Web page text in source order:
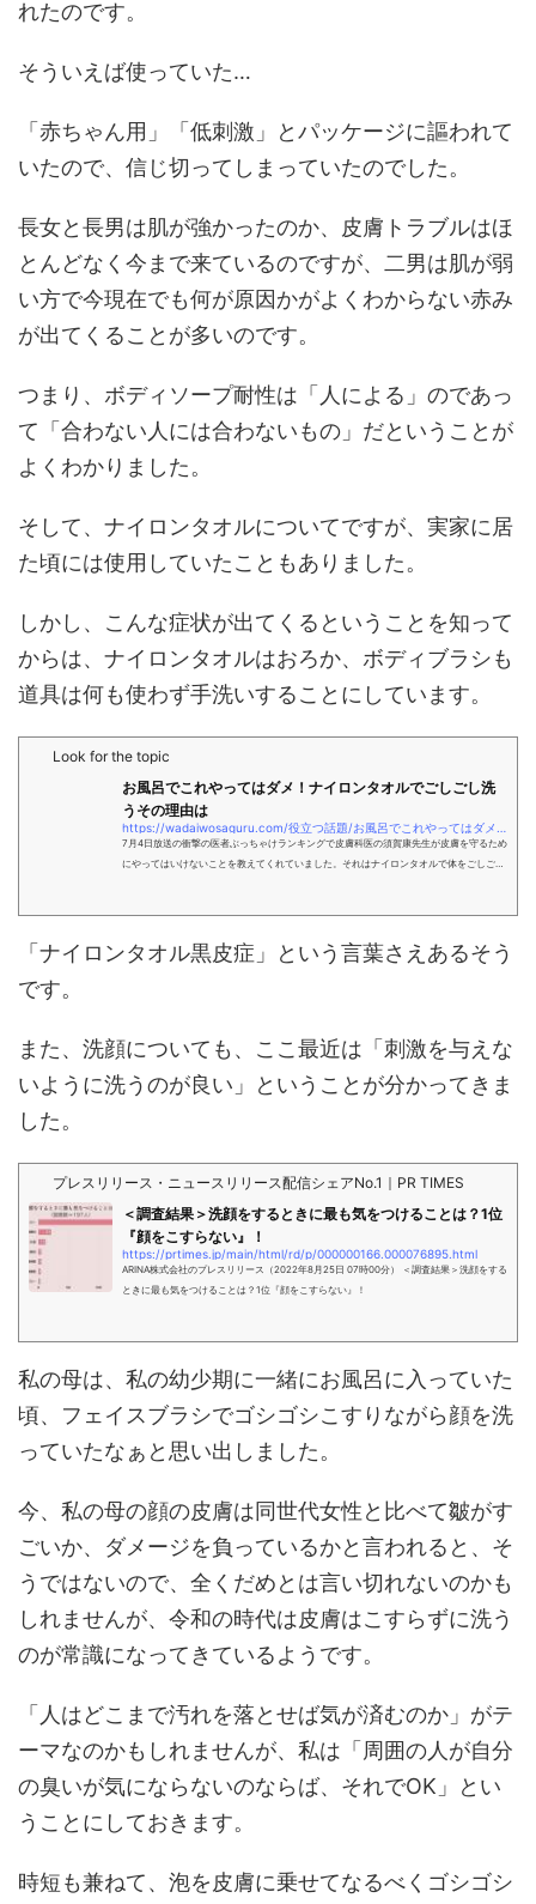
れたのです。
そういえば使っていた…
「赤ちゃん用」「低刺激」とパッケージに謳われて
いたので、信じ切ってしまっていたのでした。
長女と長男は肌が強かったのか、皮膚トラブルはほ
とんどなく今まで来ているのですが、二男は肌が弱
い方で今現在でも何が原因かがよくわからない赤み
が出てくることが多いのです。
つまり、ボディソープ耐性は「人による」のであっ
て「合わない人には合わないもの」だということが
よくわかりました。
そして、ナイロンタオルについてですが、実家に居
た頃には使用していたこともありました。
しかし、こんな症状が出てくるということを知って
からは、ナイロンタオルはおろか、ボディブラシも
道具は何も使わず手洗いすることにしています。
Look for the topic
お風呂でこれやってはダメ！ナイロンタオルでごしごし洗
うその理由は
7月4日放送の衝撃の医者ぶっちゃけランキングで皮膚科医の須賀康先生が皮膚を守るため
にやってはいけないことを教えてくれていました。それはナイロンタオルで体をごしごし
「ナイロンタオル黒皮症」という言葉さえあるそう
です。
また、洗顔についても、ここ最近は「刺激を与えな
いように洗うのが良い」ということが分かってきま
した。
プレスリリース・ニュースリリース配信シェアNo.1｜PR TIMES
​＜調査結果＞洗顔をするときに最も気をつけることは？1位
『顔をこすらない』！
https://prtimes.jp/main/html/rd/p/000000166.000076895.html
ARINA株式会社のプレスリリース（2022年8月25日 07時00分） ＜調査結果＞洗顔をする
ときに最も気をつけることは？1位『顔をこすらない』！
私の母は、私の幼少期に一緒にお風呂に入っていた
頃、フェイスブラシでゴシゴシこすりながら顔を洗
っていたなぁと思い出しました。
今、私の母の顔の皮膚は同世代女性と比べて皺がす
ごいか、ダメージを負っているかと言われると、そ
うではないので、全くだめとは言い切れないのかも
しれませんが、令和の時代は皮膚はこすらずに洗う
のが常識になってきているようです。
「人はどこまで汚れを落とせば気が済むのか」がテ
ーマなのかもしれませんが、私は「周囲の人が自分
の臭いが気にならないのならば、それでOK」とい
うことにしておきます。
時短も兼ねて、泡を皮膚に乗せてなるべくゴシゴシ